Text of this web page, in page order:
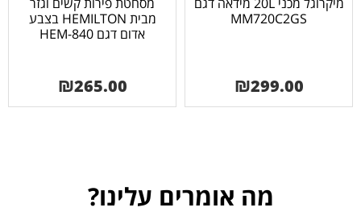
MM720C2GS
₪299.00
מבית HEMILTON בצבע
אדום דגם 840-HEM
₪265.00
מה אומרים עלינו?